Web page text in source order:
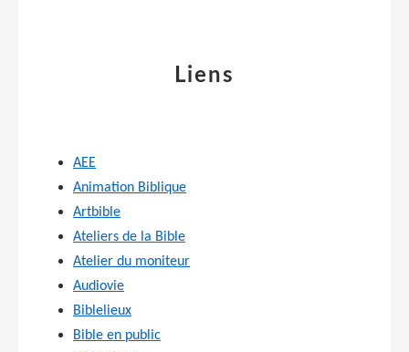
Liens
AEE
Animation Biblique
Artbible
Ateliers de la Bible
Atelier du moniteur
Audiovie
Biblelieux
Bible en public